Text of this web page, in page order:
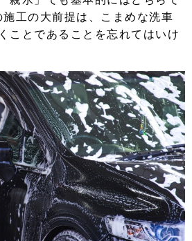
工の大前提は、こまめな洗車
ことであることを忘れてはいけ